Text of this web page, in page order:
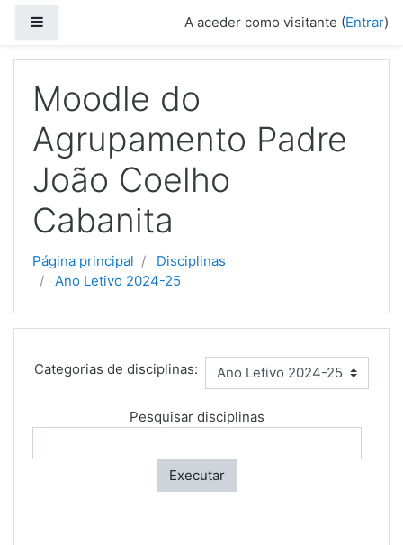
A aceder como visitante (Entrar)
Moodle do
Agrupamento Padre
João Coelho
Cabanita
Página principal
Disciplinas
Ano Letivo 2024-25
Categorias de disciplinas:
Pesquisar disciplinas
Executar